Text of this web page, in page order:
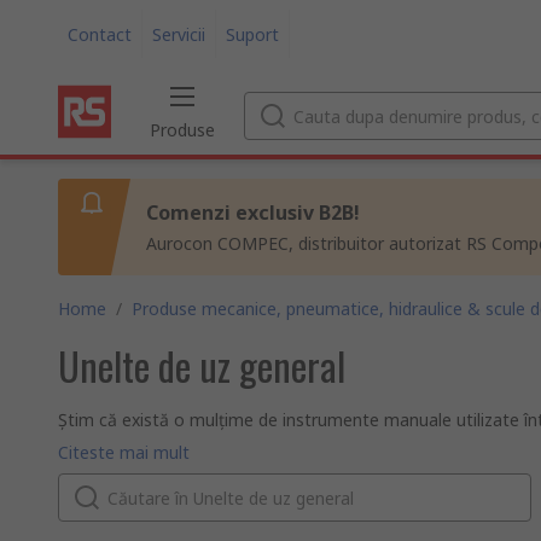
Contact Servicii Suport
Produse
Comenzi exclusiv B2B!
Aurocon COMPEC, distribuitor autorizat RS
Home / Produse mecanice, pneumatice, hidraulice & scule
Unelte de uz general
Știm că există o mulțime de instrumente manuale utilizate
utilizate de profesioniști care au utilizări mai puțin generice,
cum ar fi burghie manuale, rindeluitoare manuale, mașini de
La RS, avem o gamă largă de instrumente specializate
Ce tipuri de instrumente specializate sunt disponibile?
Mașini de îndoit țevi
Utilizate pentru a îndoi țevile la un anumit unghi pentru a le
Citeste mai mult